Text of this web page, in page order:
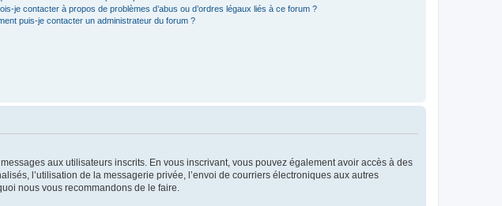
je contacter à propos de problèmes d’abus ou d’ordres légaux liés à ce forum ?
puis-je contacter un administrateur du forum ?
aux utilisateurs inscrits. En vous inscrivant, vous pouvez également avoir accès à des
l’utilisation de la messagerie privée, l’envoi de courriers électroniques aux autres
nous vous recommandons de le faire.